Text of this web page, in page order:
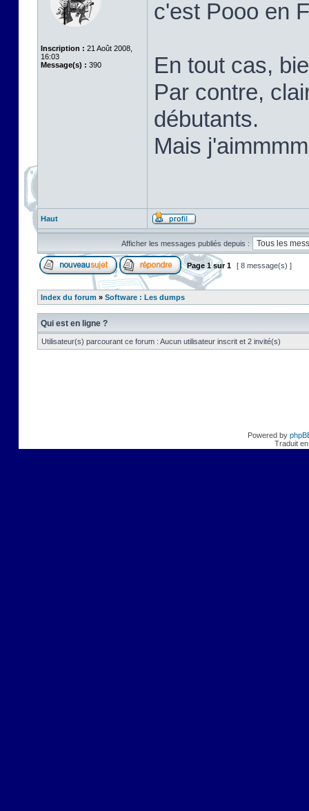
Inscription : 21 Août 2008,
16:03
Message(s) : 390
c'est Pooo en
En tout cas,
Par contre,
débutants.
Mais
Haut
Afficher les messages publiés depuis :
Page1sur1 [ 8 message(s) ]
Index du forum » Software : Les dumps
Qui est en ligne ?
Utilisateur(s) parcourant ce forum : Aucun utilisateur inscrit et 2 invité(s)
Powered by
Traduit